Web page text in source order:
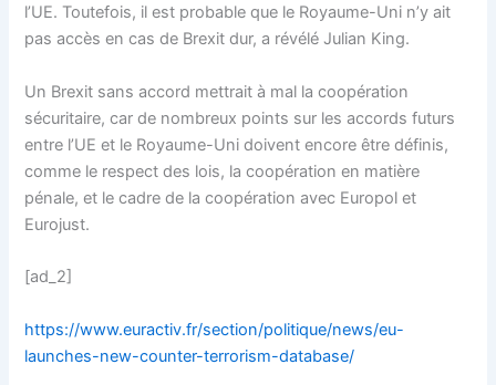
l’UE. Toutefois, il est probable que le Royaume-Uni n’y ait
pas accès en cas de Brexit dur, a révélé Julian King.
Un Brexit sans accord mettrait à mal la coopération
sécuritaire, car de nombreux points sur les accords futurs
entre l’UE et le Royaume-Uni doivent encore être définis,
comme le respect des lois, la coopération en matière
pénale, et le cadre de la coopération avec Europol et
Eurojust.
[ad_2]
https://www.euractiv.fr/section/politique/news/eu-
launches-new-counter-terrorism-database/